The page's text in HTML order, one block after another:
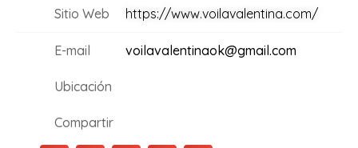
Sitio Web https://www.voilavalentina.com/
E-mail voilavalentinaok@gmail.com
Ubicación
Compartir